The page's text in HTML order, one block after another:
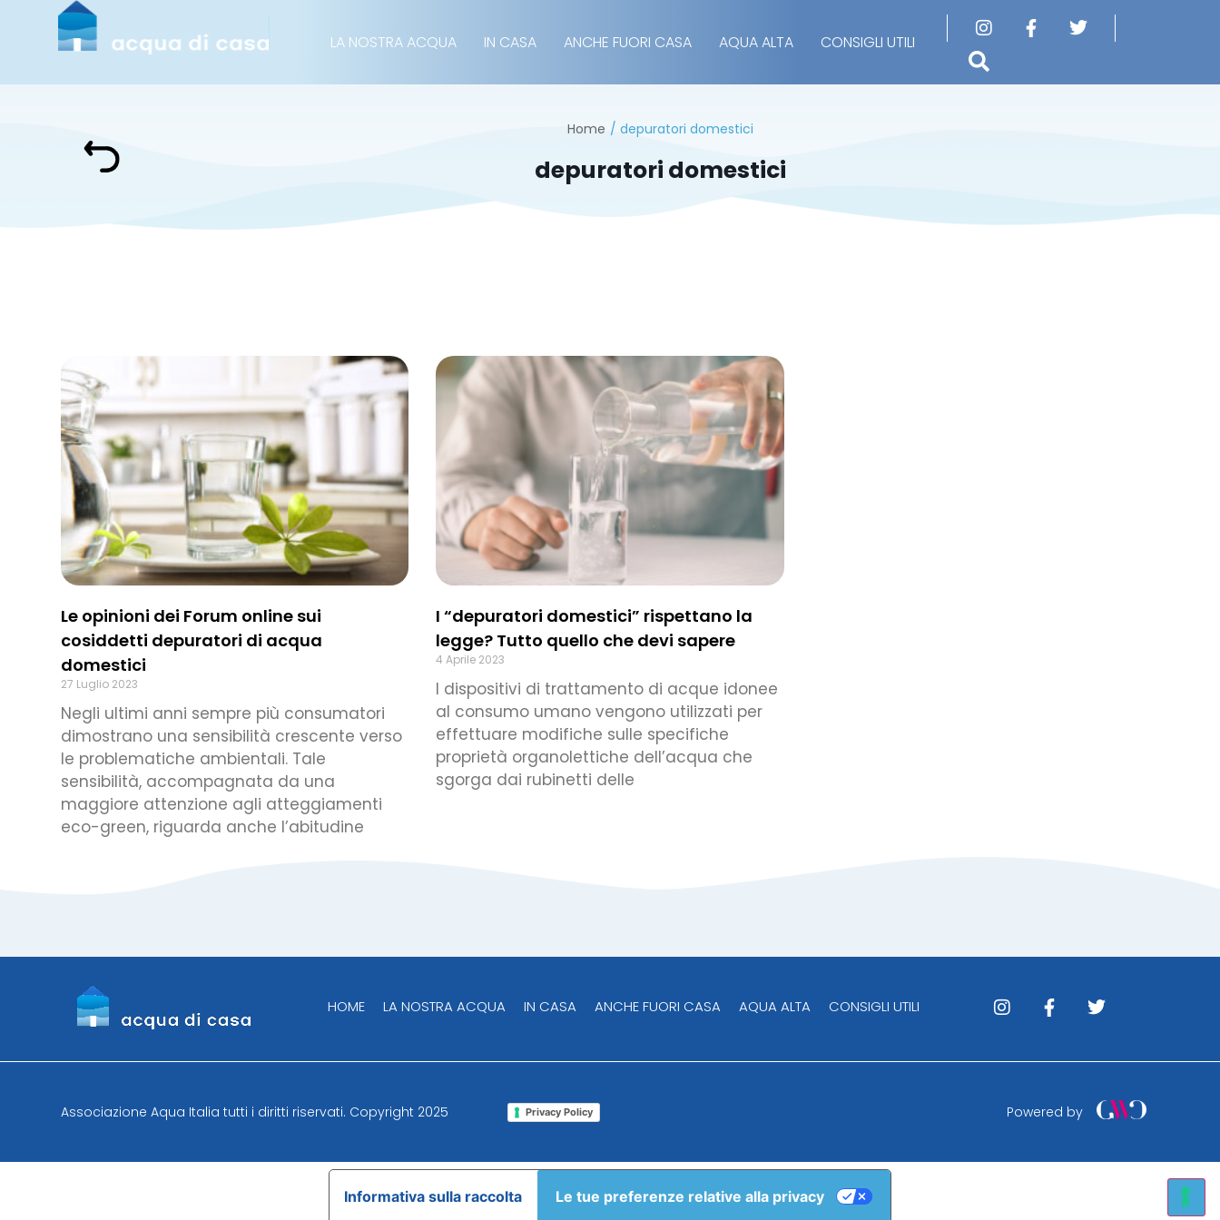
LA NOSTRA ACQUA IN CASA ANCHE FUORI CASA AQUA ALTA CONSIGLI UTILI
Home depuratori domestici
depuratori domestici
Le opinioni dei Forum online sui
cosiddetti depuratori di acqua
domestici
27 Luglio 2023
Negli ultimi anni sempre più consumatori
dimostrano una sensibilità crescente verso
le problematiche ambientali. Tale
sensibilità, accompagnata da una
maggiore attenzione agli atteggiamenti
eco-green, riguarda anche l’abitudine
I “depuratori domestici” rispettano la
legge? Tutto quello che devi sapere
4 Aprile 2023
I dispositivi di trattamento di acque idonee
al consumo umano vengono utilizzati per
effettuare modifiche sulle specifiche
proprietà organolettiche dell’acqua che
sgorga dai rubinetti delle
HOME LA NOSTRA ACQUA IN CASA ANCHE FUORI CASA AQUA ALTA CONSIGLI UTILI
Associazione Aqua Italia tutti i diritti riservati. Copyright 2025 Privacy Policy Powered by
Informativa sulla raccolta Le tue preferenze relative alla privacy